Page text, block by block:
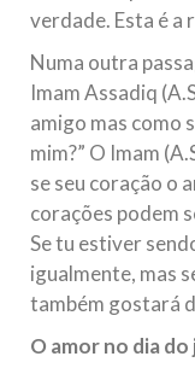
verdade. Esta é a
Numa outra
Imam Assadiq
amigo mas como
mim?” O Imam
se seu coração o
corações podem
Se tu estiver
igualmente, mas
também gostará
O amor no dia